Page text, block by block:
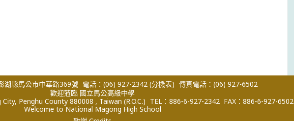
湖縣馬公市中華路369號 電話：(06) 927-2342 (分機表) 傳真電話：(06) 927-6502
歡迎蒞臨 國立馬公高級中學
Penghu County 880008 , Taiwan (R.O.C.) TEL：886-6-927-2342 FAX：886-6-927-6502
Welcome to National Magong High School